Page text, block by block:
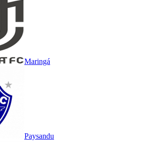
Maringá
Paysandu